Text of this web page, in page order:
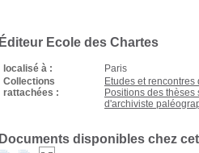
Éditeur Ecole des Chartes
localisé à :
Paris
Collections
rattachées :
Etudes et
Positions des
d'archiviste
Documents disponibles chez